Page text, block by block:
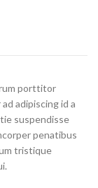
porttitor
adipiscing id a
suspendisse
penatibus
tristique